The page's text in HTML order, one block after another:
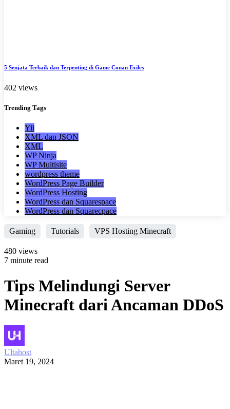
5 Senjata Terbaik dan Terpenting di Game Conan Exiles
402 views
Trending Tags
Yii
XML dan JSON
XML
WP Ninja
WP Multisite
wordpress theme
WordPress Page Builder
WordPress Hosting
WordPress dan Squarespace
WordPress dan Squarecpace
Gaming Tutorials VPS Hosting Minecraft
480 views
7 minute read
Tips Melindungi Server
Minecraft dari Ancaman DDoS
Ultahost
Maret 19, 2024